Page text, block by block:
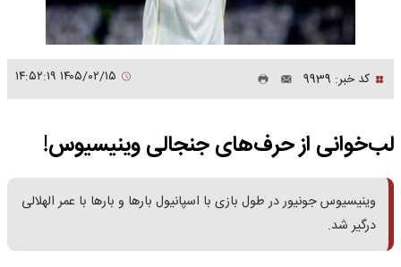
کد خبر: 9939
لب‌خوانی از حرف‌های جنجالی وینیسیوس!
وینیسیوس جونیور در طول بازی با اسپانیول بارها و بارها با عمر الهلالی
درگیر شد.